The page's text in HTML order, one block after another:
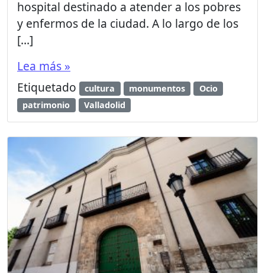
hospital destinado a atender a los pobres
y enfermos de la ciudad. A lo largo de los
[…]
Lea más »
Etiquetado
cultura monumentos
Ocio
patrimonio
Valladolid